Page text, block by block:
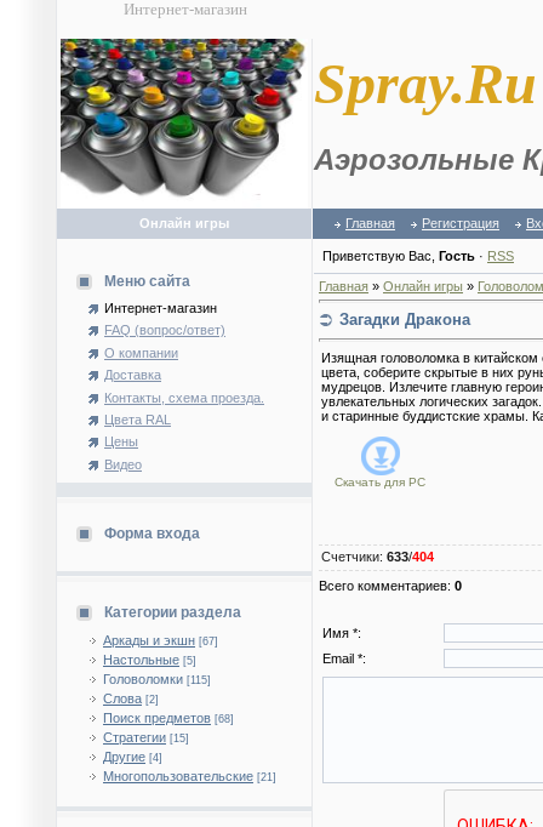
Интернет-магазин
Spray.Ru
Аэрозольные
Онлайн игры Главная Регистрация
Меню сайта
Интернет-магазин
FAQ (вопрос/ответ)
О компании
Доставка
Контакты, схема проезда.
Цвета RAL
Цены
Видео
Форма входа
Категории раздела
Аркады и экшн [67]
Настольные [5]
Головоломки [115]
Слова [2]
Поиск предметов [68]
Стратегии [15]
Другие [4]
Многопользовательские [21]
Приветствую Вас Гость · RSS
Главная » Онлайн игры »
Загадки Дракона
Изящная головоломка в китайском
цвета, соберите скрытые в них
мудрецов. Излечите главную
увлекательных логических
и старинные буддистские храмы.
Скачать для PC
Счетчики: 633/404
Всего комментариев: 0
Имя *:
Email *: